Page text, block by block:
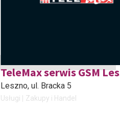
TeleMax serwis GSM
Leszno, ul. Bracka 5
Usługi Zakupy i Handel